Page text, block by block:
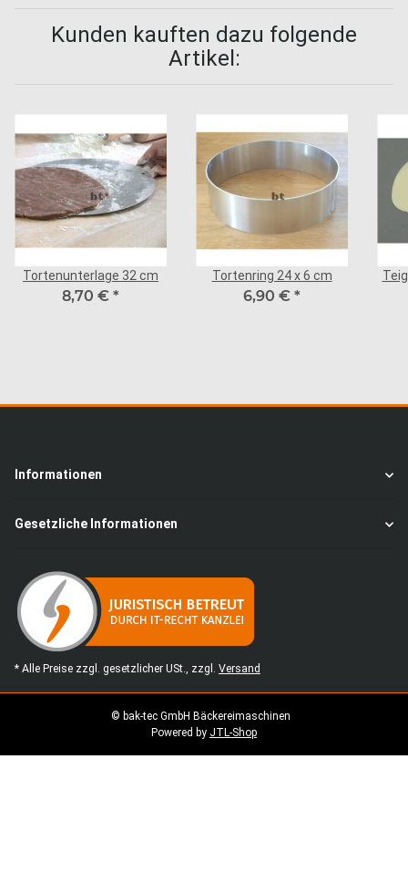
Kunden kauften dazu folgende
Artikel:
Tortenunterlage 32 cm
8,70 € *
Tortenring 24 x 6 cm
6,90 € *
Informationen
Gesetzliche Informationen
* Alle Preise zzgl. gesetzlicher USt., zzgl. Versand
© bak-tec GmbH Bäckereimaschinen
Powered by JTL-Shop